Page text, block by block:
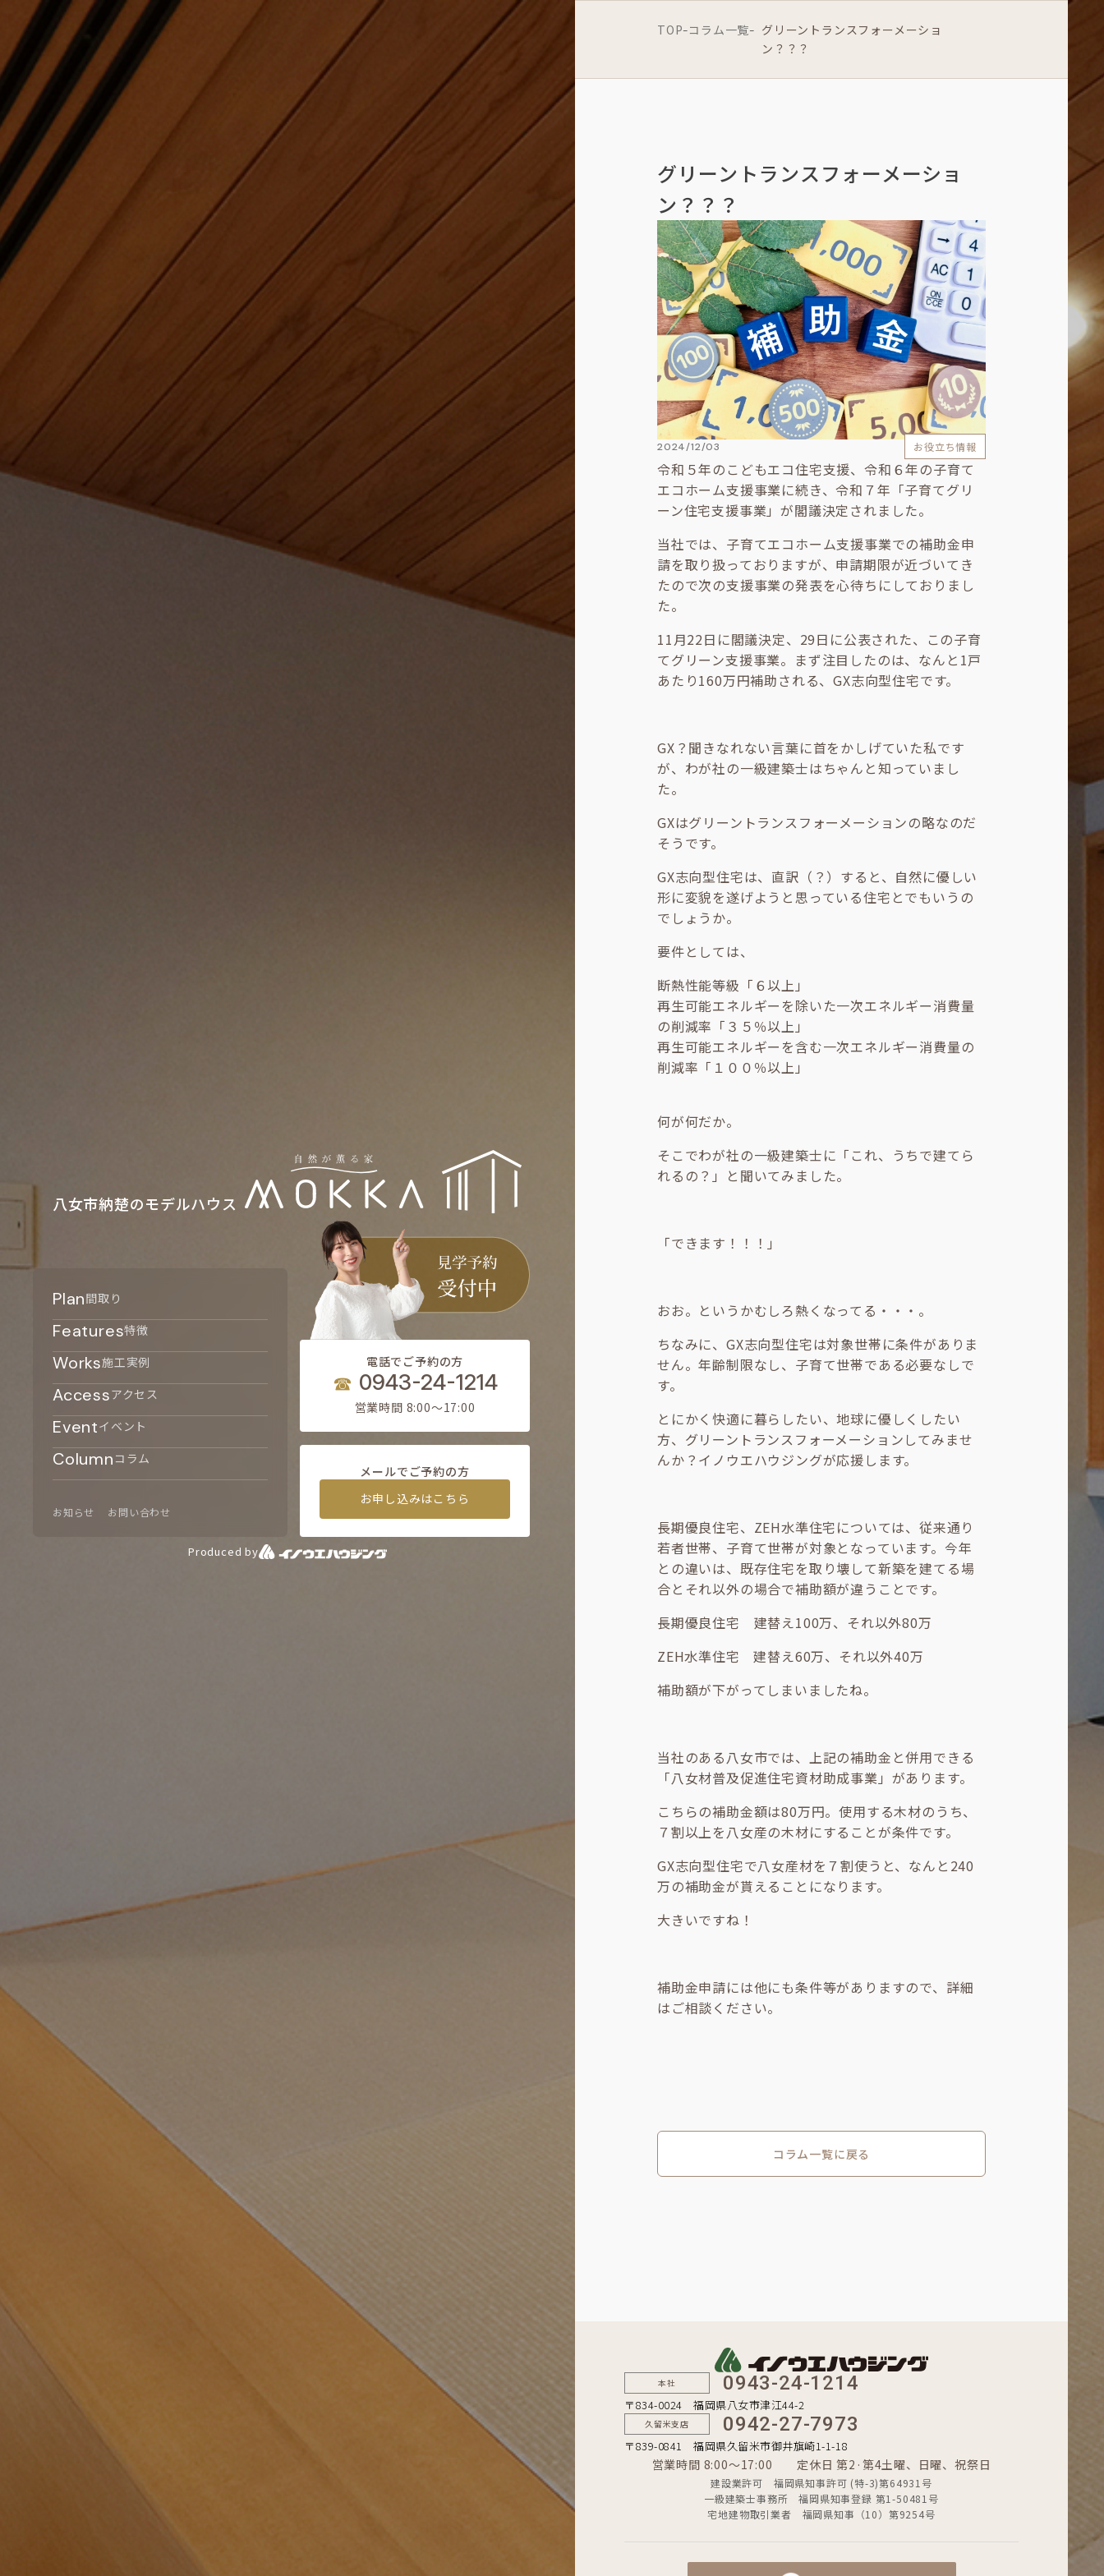
八女市納楚のモデルハウス
Plan間取り
Features特徴
Works施工実例
Accessアクセス
Eventイベント
Column コラム
お知らせ お問い合わせ
電話でご予約の方
0943-24-1214
営業時間 8:00〜17:00
メールでご予約の方
お申し込みはこちら
Produced by
TOP-コラム一覧-
グリーントランスフォーメーショ
ン？？？
グリーントランスフォーメーショ
ン？？？
2024/12/03 お役立ち情報
令和５年のこどもエコ住宅支援、令和６年の子育て
エコホーム支援事業に続き、令和７年「子育てグリ
ーン住宅支援事業」が閣議決定されました。
当社では、子育てエコホーム支援事業での補助金申
請を取り扱っておりますが、申請期限が近づいてき
たので次の支援事業の発表を心待ちにしておりまし
た。
11月22日に閣議決定、29日に公表された、この子育
てグリーン支援事業。まず注目したのは、なんと1戸
あたり160万円補助される、GX志向型住宅です。
GX？聞きなれない言葉に首をかしげていた私です
が、わが社の一級建築士はちゃんと知っていまし
た。
GXはグリーントランスフォーメーションの略なのだ
そうです。
GX志向型住宅は、直訳（？）すると、自然に優しい
形に変貌を遂げようと思っている住宅とでもいうの
でしょうか。
要件としては、
断熱性能等級「６以上」
再生可能エネルギーを除いた一次エネルギー消費量
の削減率「３５％以上」
再生可能エネルギーを含む一次エネルギー消費量の
削減率「１００％以上」
何が何だか。
そこでわが社の一級建築士に「これ、うちで建てら
れるの？」と聞いてみました。
「できます！！！」
おお。というかむしろ熱くなってる・・・。
ちなみに、GX志向型住宅は対象世帯に条件がありま
せん。年齢制限なし、子育て世帯である必要なしで
す。
とにかく快適に暮らしたい、地球に優しくしたい
方、グリーントランスフォーメーションしてみませ
んか？イノウエハウジングが応援します。
長期優良住宅、ZEH水準住宅については、従来通り
若者世帯、子育て世帯が対象となっています。今年
との違いは、既存住宅を取り壊して新築を建てる場
合とそれ以外の場合で補助額が違うことです。
長期優良住宅 建替え100万、それ以外80万
ZEH水準住宅 建替え60万、それ以外40万
補助額が下がってしまいましたね。
当社のある八女市では、上記の補助金と併用できる
「八女材普及促進住宅資材助成事業」があります。
こちらの補助金額は80万円。使用する木材のうち、
７割以上を八女産の木材にすることが条件です。
GX志向型住宅で八女産材を７割使うと、なんと240
万の補助金が貰えることになります。
大きいですね！
補助金申請には他にも条件等がありますので、詳細
はご相談ください。
コラム一覧に戻る
本社 0943-24-1214
〒834-0024 福岡県八女市津江44-2
久留米支店 0942-27-7973
〒839-0841 福岡県久留米市御井旗崎1-1-18
営業時間 8:00〜17:00 定休日 第2·第4土曜、日曜、祝祭日
建設業許可 福岡県知事許可 (特-3)第64931号
一級建築士事務所 福岡県知事登録 第1-50481号
宅地建物取引業者 福岡県知事（10）第9254号